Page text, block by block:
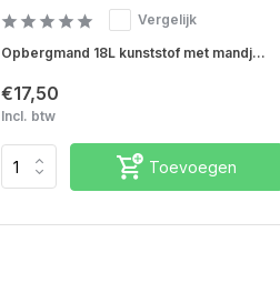
Vergelijk
Opbergmand 18L kunststof met mandj...
€17,50
Incl. btw
Toevoegen